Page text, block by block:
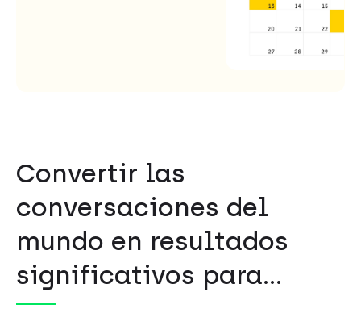
Convertir las
conversaciones del
mundo en resultados
significativos para…